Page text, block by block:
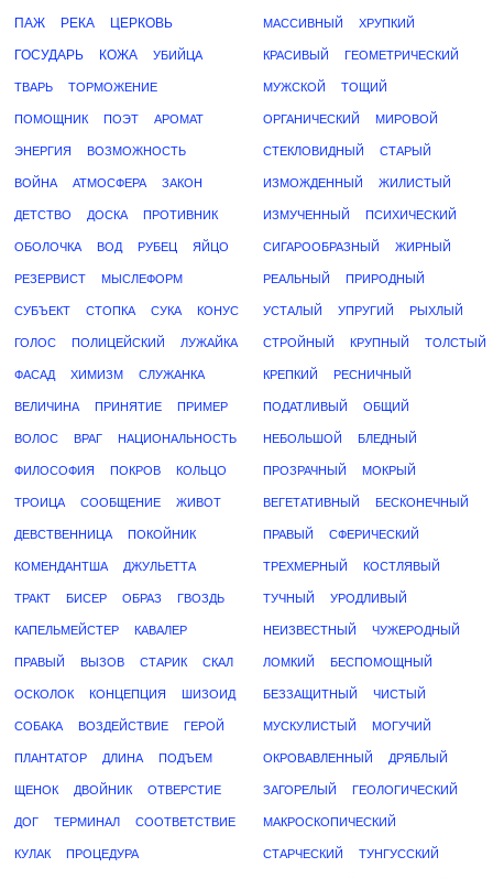
ПАЖ РЕКА ЦЕРКОВЬ
ГОСУДАРЬ КОЖА УБИЙЦА
ТВАРЬ ТОРМОЖЕНИЕ
ПОМОЩНИК ПОЭТ АРОМАТ
ЭНЕРГИЯ ВОЗМОЖНОСТЬ
ВОЙНА АТМОСФЕРА ЗАКОН
ДЕТСТВО ДОСКА ПРОТИВНИК
ОБОЛОЧКА ВОД РУБЕЦ ЯЙЦО
РЕЗЕРВИСТ МЫСЛЕФОРМ
СУБЪЕКТ СТОПКА СУКА КОНУС
ГОЛОС ПОЛИЦЕЙСКИЙ ЛУЖАЙКА
ФАСАД ХИМИЗМ СЛУЖАНКА
ВЕЛИЧИНА ПРИНЯТИЕ ПРИМЕР
ВОЛОС ВРАГ НАЦИОНАЛЬНОСТЬ
ФИЛОСОФИЯ ПОКРОВ КОЛЬЦО
ТРОИЦА СООБЩЕНИЕ ЖИВОТ
ДЕВСТВЕННИЦА ПОКОЙНИК
КОМЕНДАНТША ДЖУЛЬЕТТА
ТРАКТ БИСЕР ОБРАЗ ГВОЗДЬ
КАПЕЛЬМЕЙСТЕР КАВАЛЕР
ПРАВЫЙ ВЫЗОВ СТАРИК СКАЛ
ОСКОЛОК КОНЦЕПЦИЯ ШИЗОИД
СОБАКА ВОЗДЕЙСТВИЕ ГЕРОЙ
ПЛАНТАТОР ДЛИНА ПОДЪЕМ
ЩЕНОК ДВОЙНИК ОТВЕРСТИЕ
ДОГ ТЕРМИНАЛ СООТВЕТСТВИЕ
КУЛАК ПРОЦЕДУРА
МАССИВНЫЙ ХРУПКИЙ
КРАСИВЫЙ ГЕОМЕТРИЧЕСКИЙ
МУЖСКОЙ ТОЩИЙ
ОРГАНИЧЕСКИЙ МИРОВОЙ
СТЕКЛОВИДНЫЙ СТАРЫЙ
ИЗМОЖДЕННЫЙ ЖИЛИСТЫЙ
ИЗМУЧЕННЫЙ ПСИХИЧЕСКИЙ
СИГАРООБРАЗНЫЙ ЖИРНЫЙ
РЕАЛЬНЫЙ ПРИРОДНЫЙ
УСТАЛЫЙ УПРУГИЙ РЫХЛЫЙ
СТРОЙНЫЙ КРУПНЫЙ ТОЛСТЫЙ
КРЕПКИЙ РЕСНИЧНЫЙ
ПОДАТЛИВЫЙ ОБЩИЙ
НЕБОЛЬШОЙ БЛЕДНЫЙ
ПРОЗРАЧНЫЙ МОКРЫЙ
ВЕГЕТАТИВНЫЙ БЕСКОНЕЧНЫЙ
ПРАВЫЙ СФЕРИЧЕСКИЙ
ТРЕХМЕРНЫЙ КОСТЛЯВЫЙ
ТУЧНЫЙ УРОДЛИВЫЙ
НЕИЗВЕСТНЫЙ ЧУЖЕРОДНЫЙ
ЛОМКИЙ БЕСПОМОЩНЫЙ
БЕЗЗАЩИТНЫЙ ЧИСТЫЙ
МУСКУЛИСТЫЙ МОГУЧИЙ
ОКРОВАВЛЕННЫЙ ДРЯБЛЫЙ
ЗАГОРЕЛЫЙ ГЕОЛОГИЧЕСКИЙ
МАКРОСКОПИЧЕСКИЙ
СТАРЧЕСКИЙ ТУНГУССКИЙ